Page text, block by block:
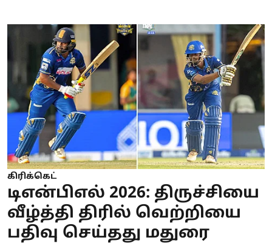
கிரிக்கெட்
டிஎன்பிஎல் 2026: திருச்சியை
வீழ்த்தி திரில் வெற்றியை
பதிவு செய்தது மதுரை